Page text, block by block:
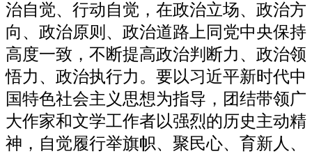
治自觉、行动自觉，在政治立场、政治方
向、政治原则、政治道路上同党中央保持
高度一致，不断提高政治判断力、政治领
悟力、政治执行力。要以习近平新时代中
国特色社会主义思想为指导，团结带领广
大作家和文学工作者以强烈的历史主动精
神，自觉履行举旗帜、聚民心、育新人、